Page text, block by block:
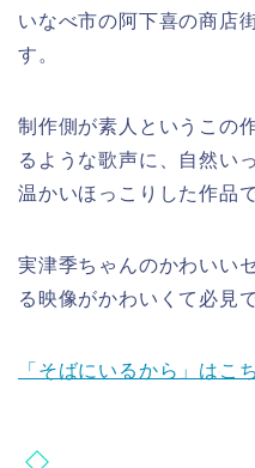
いなべ市の阿下喜の商店
す。
制作側が素人というこの
るような歌声に、自然い
温かいほっこりした作品で
実津季ちゃんのかわいい
る映像がかわいくて必見
「そばにいるから」はこ